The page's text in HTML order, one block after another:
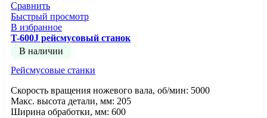
Сравнить
Быстрый просмотр
В избранное
T-600J рейсмусовый станок
В наличии
Рейсмусовые станки
Скорость вращения ножевого вала, об/мин: 5000
Макс. высота детали, мм: 205
Ширина обработки, мм: 600